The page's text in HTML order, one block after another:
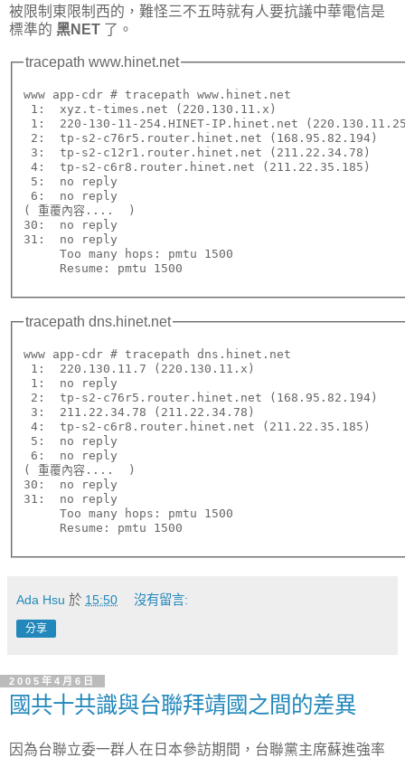
被限制東限制西的，難怪三不五時就有人要抗議中華電信是
標準的 黑NET 了。
tracepath www.hinet.net
www app-cdr # tracepath www.hinet.net
1:  xyz.t-times.net (220.130.11.x)
1:  220-130-11-254.HINET-IP.hinet.net
2:  tp-s2-c76r5.router.hinet.net (168.95.82.194)
3:  tp-s2-c12r1.router.hinet.net (211.22.34.78)
4:  tp-s2-c6r8.router.hinet.net (211.22.35.185)
5:  no reply
6:  no reply
( 重覆內容....  )
30:  no reply
31:  no reply
     Too many hops: pmtu 1500
tracepath dns.hinet.net
www app-cdr # tracepath dns.hinet.net
1:  220.130.11.7 (220.130.11.x)
1:  no reply
2:  tp-s2-c76r5.router.hinet.net (168.95.82.194)
3:  211.22.34.78 (211.22.34.78)
4:  tp-s2-c6r8.router.hinet.net (211.22.35.185)
5:  no reply
6:  no reply
( 重覆內容....  )
30:  no reply
31:  no reply
     Too many hops: pmtu 1500
Ada Hsu 於 15:50 沒有留言:
分享
2005年4月6日
國共十共識與台聯拜靖國之間的差異
因為台聯立委一群人在日本參訪期間，台聯黨主席蘇進強率